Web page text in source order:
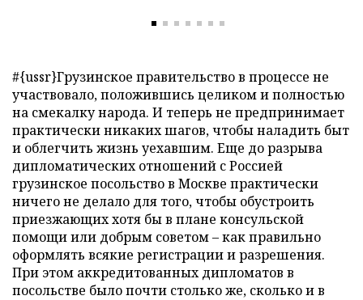
#{ussr}Грузинское правительство в процессе не
участвовало, положившись целиком и полностью
на смекалку народа. И теперь не предпринимает
практически никаких шагов, чтобы наладить быт
и облегчить жизнь уехавшим. Еще до разрыва
дипломатических отношений с Россией
грузинское посольство в Москве практически
ничего не делало для того, чтобы обустроить
приезжающих хотя бы в плане консульской
помощи или добрым советом – как правильно
оформлять всякие регистрации и разрешения.
При этом аккредитованных дипломатов в
посольстве было почти столько же, сколько и в